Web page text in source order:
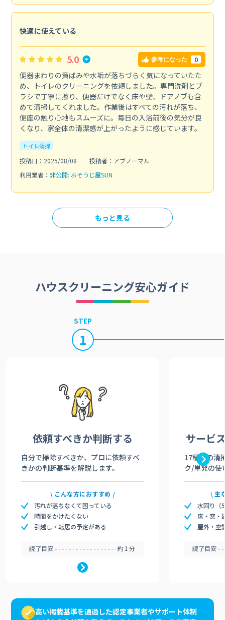
快適に使えている
5.0 参考になった 0
便器まわりの黄ばみや水垢が落ちづらく気になっていたた
め、トイレのクリーニングを依頼しました。専門洗剤とブ
ラシで丁寧に擦り、便器だけでなく床や壁、ドアノブも含
めて清掃してくれました。作業後はすべての汚れが落ち、
便座の触り心地もスムーズに。毎日の入浴前後の気分が良
くなり、家全体の清潔感が上がったように感じています。
トイレ清掃
投稿日：2025/08/08
投稿者：アブノーマル
利用業者： 非公開: おそうじ屋SUN
もっと見る
ハウスクリーニング安心ガイド
STEP
1
依頼すべきか判断する
自分で掃除すべきか、プロに依頼すべ
きかの判断基準を解説します。
こんな方におすすめ
汚れが落ちなくて困っている
時間をかけたくない
引越し・転居の予定がある
読了目安 約1分
サービ
17種類の清
ク/単発の使
主
水回り（
床・窓・
屋外・空
読了目安
高い掲載基準を通過した認定事業者やサポート体制